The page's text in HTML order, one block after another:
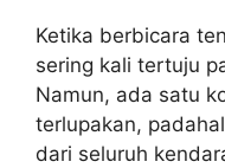
Ketika berbicara
sering kali tertuju
Namun, ada satu
terlupakan,
dari seluruh